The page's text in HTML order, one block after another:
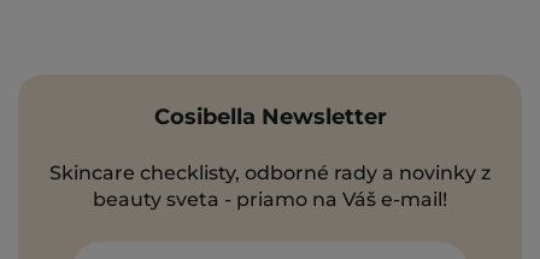
Cosibella Newsletter
Skincare checklisty, odborné rady a novinky z
beauty sveta - priamo na Váš e-mail!